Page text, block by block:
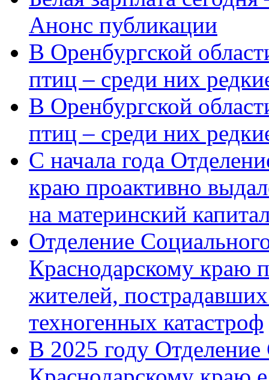
Анонс публикации
В Оренбургской
птиц – среди них
В Оренбургской
птиц – среди них
С начала года
краю проактивно
на материнский
Отделение
Краснодарскому краю
жителей,
техногенных катастроф
В 2025 году